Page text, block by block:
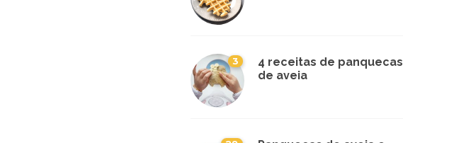
3
4 receitas de panquecas
de aveia